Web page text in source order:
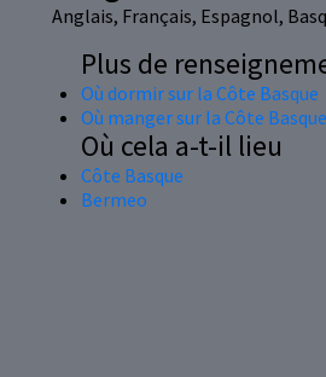
Anglais, Français, Espagnol,
Plus de
Où dormir sur la Côte Basque
Où manger sur la Côte Basque
Où cela a-t-il lieu
Côte Basque
Bermeo